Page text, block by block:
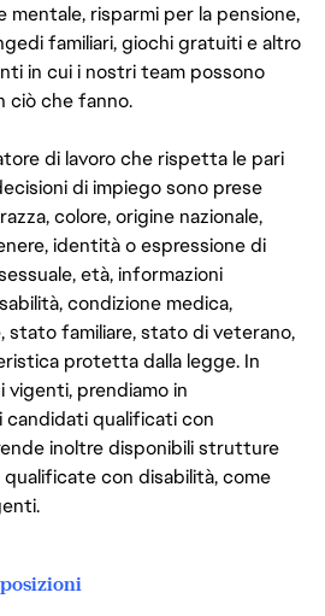
mentale, risparmi per la pensione,
familiari, giochi gratuiti e altro
in cui i nostri team possono
ciò che fanno.
di lavoro che rispetta le pari
di impiego sono prese
colore, origine nazionale,
identità o espressione di
età, informazioni
condizione medica,
stato familiare, stato di veterano,
protetta dalla legge. In
prendiamo in
candidati qualificati con
inoltre disponibili strutture
con disabilità, come